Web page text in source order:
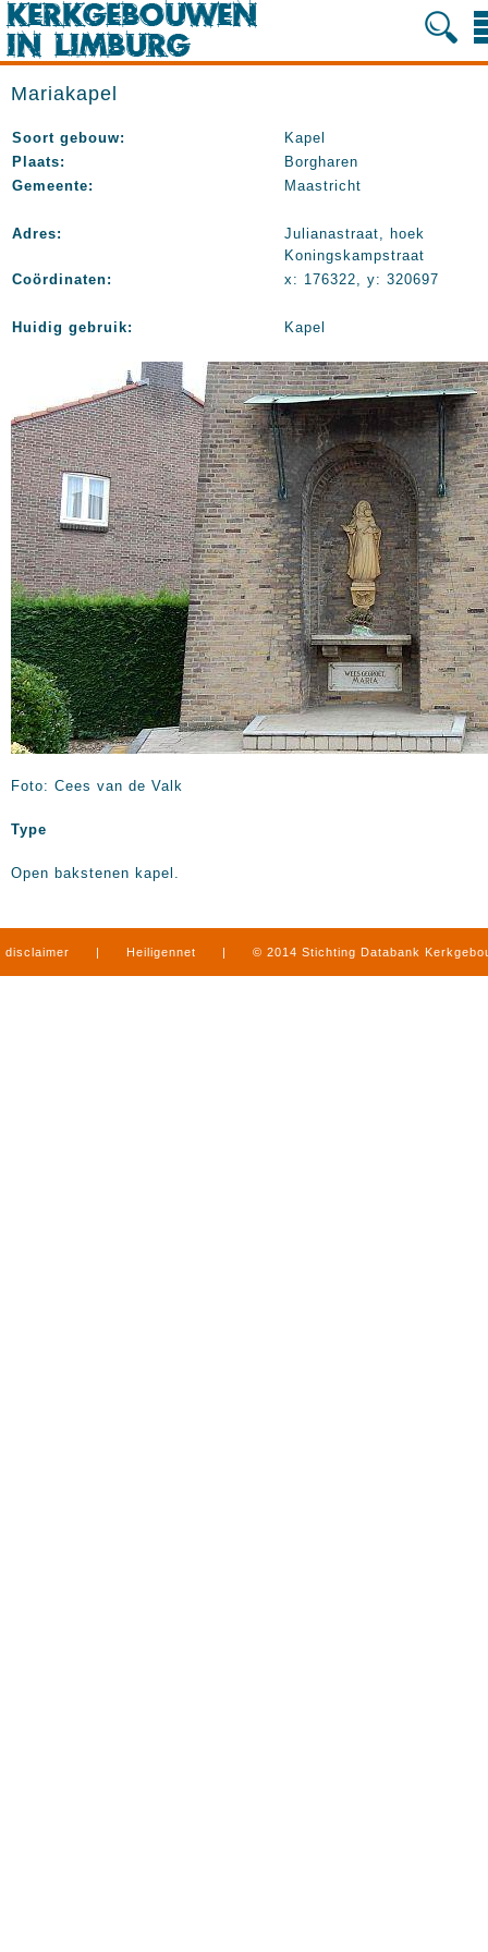
Mariakapel
Soort gebouw:
Kapel
Plaats:
Borgharen
Gemeente:
Maastricht
Adres:
Julianastraat, hoek
Koningskampstraat
Coördinaten:
x: 176322, y: 320697
Huidig gebruik: Kapel
Foto: Cees van de Valk
Type
Open bakstenen kapel.
disclaimer | Heiligennet | © 2014 Stichting Databank